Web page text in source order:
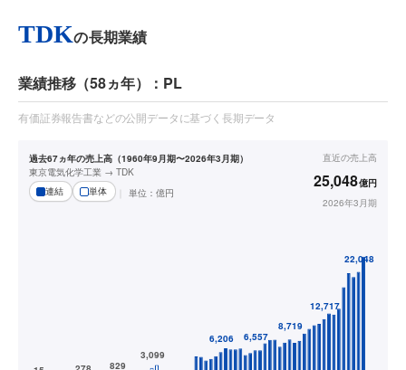
TDKの長期業績
業績推移（58ヵ年）：PL
有価証券報告書などの公開データに基づく長期データ
過去67ヵ年の売上高（1960年9月期〜2026年3月期）
東京電気化学工業 → TDK
連結
単体 単位： 億円
直近の売上高
25,048億円
2026年3月期